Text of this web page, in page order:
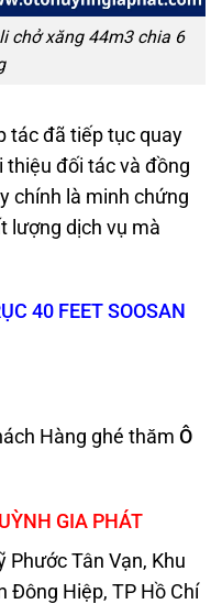
chở xăng 44m3 chia 6
tác đã tiếp tục quay
thiệu đối tác và đồng
chính là minh chứng
lượng dịch vụ mà
40 FEET SOOSAN
Hàng ghé thăm Ô
GIA PHÁT
Tân Vạn, Khu
Đông Hiệp, TP Hồ Chí